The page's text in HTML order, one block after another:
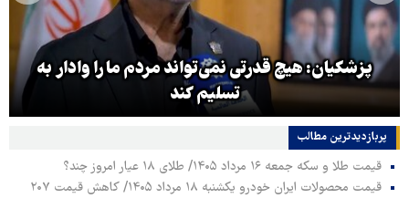
پزشکیان: هیچ قدرتی نمی‌تواند مردم ما را وادار به
تسلیم کند
پربازدیدترین‌ مطالب
قیمت طلا و سکه جمعه ۱۶ مرداد ۱۴۰۵/ طلای ۱۸ عیار امروز چند؟
قیمت محصولات ایران خودرو یکشنبه ۱۸ مرداد ۱۴۰۵/ کاهش قیمت ۲۰۷